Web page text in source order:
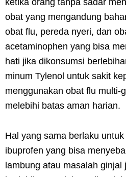
ketika orang tanpa sadar
obat yang mengandung
obat flu, pereda nyeri, dan
acetaminophen yang bisa
hati jika dikonsumsi
minum Tylenol untuk sakit
menggunakan obat flu multi-
melebihi batas aman harian.
Hal yang sama berlaku
ibuprofen yang bisa
lambung atau masalah ginjal